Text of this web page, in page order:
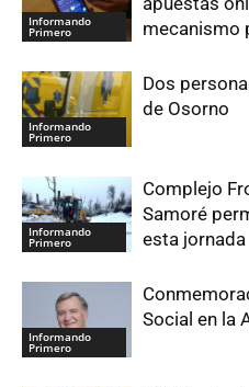
Informando
Primero
mecanismo
Informando
Primero
Dos
de Osorno
Informando
Primero
Complejo
Samoré
esta jornada
Informando
Primero
Social en la